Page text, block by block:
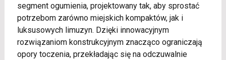
segment ogumienia, projektowany tak, aby sprostać
potrzebom zarówno miejskich kompaktów, jak i
luksusowych limuzyn. Dzięki innowacyjnym
rozwiązaniom konstrukcyjnym znacząco ograniczają
opory toczenia, przekładając się na odczuwalnie